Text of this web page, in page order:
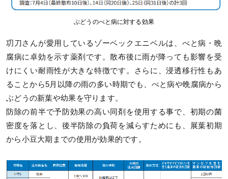
ぶどうのべと病に対する効果
㓛刀さんが愛用しているゾーベックエニベルは、べと病・晩
腐病に卓効を示す薬剤です。散布後に雨が降っても影響を受
けにくい耐雨性が大きな特徴です。さらに、浸透移行性もあ
ることから5月以降の雨の多い時期でも、べと病や晩腐病から
ぶどうの新葉や幼果を守ります。
防除の前半で予防効果の高い同剤を使用する事で、初期の菌
密度を落とし、後半防除の負荷を減らすためにも、展葉初期
から小豆大期までの使用が効果的です。